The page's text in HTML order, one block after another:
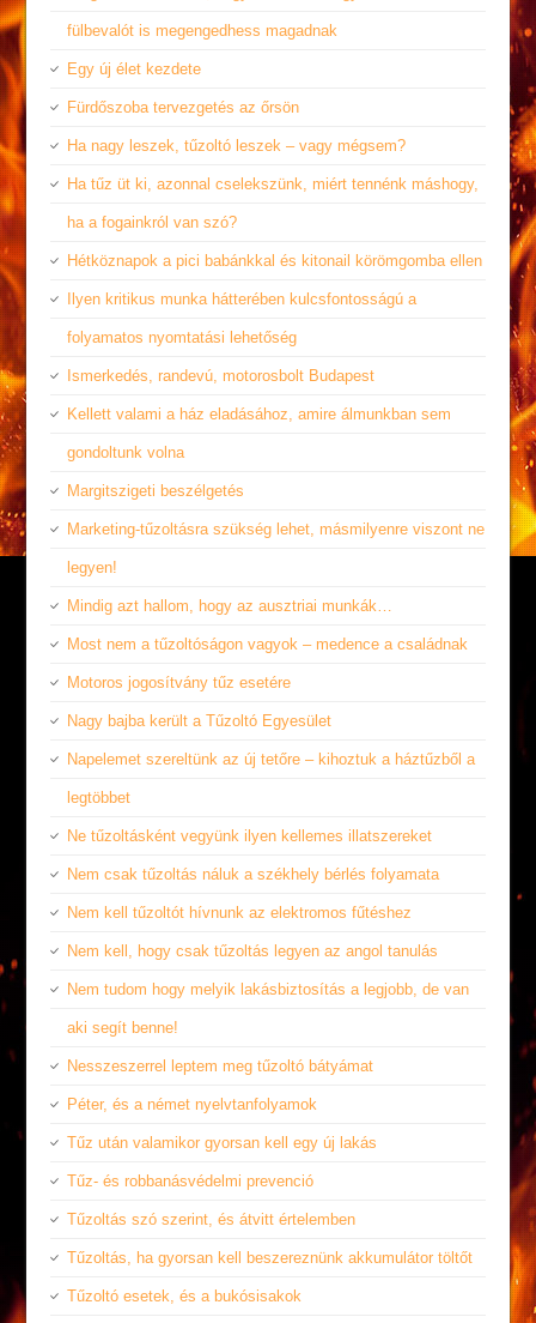
fülbevalót is megengedhess magadnak
Egy új élet kezdete
Fürdőszoba tervezgetés az őrsön
Ha nagy leszek, tűzoltó leszek – vagy mégsem?
Ha tűz üt ki, azonnal cselekszünk, miért tennénk máshogy,
ha a fogainkról van szó?
Hétköznapok a pici babánkkal és kitonail körömgomba ellen
Ilyen kritikus munka hátterében kulcsfontosságú a
folyamatos nyomtatási lehetőség
Ismerkedés, randevú, motorosbolt Budapest
Kellett valami a ház eladásához, amire álmunkban sem
gondoltunk volna
Margitszigeti beszélgetés
Marketing-tűzoltásra szükség lehet, másmilyenre viszont ne
legyen!
Mindig azt hallom, hogy az ausztriai munkák…
Most nem a tűzoltóságon vagyok – medence a családnak
Motoros jogosítvány tűz esetére
Nagy bajba került a Tűzoltó Egyesület
Napelemet szereltünk az új tetőre – kihoztuk a háztűzből a
legtöbbet
Ne tűzoltásként vegyünk ilyen kellemes illatszereket
Nem csak tűzoltás náluk a székhely bérlés folyamata
Nem kell tűzoltót hívnunk az elektromos fűtéshez
Nem kell, hogy csak tűzoltás legyen az angol tanulás
Nem tudom hogy melyik lakásbiztosítás a legjobb, de van
aki segít benne!
Nesszeszerrel leptem meg tűzoltó bátyámat
Péter, és a német nyelvtanfolyamok
Tűz után valamikor gyorsan kell egy új lakás
Tűz- és robbanásvédelmi prevenció
Tűzoltás szó szerint, és átvitt értelemben
Tűzoltás, ha gyorsan kell beszereznünk akkumulátor töltőt
Tűzoltó esetek, és a bukósisakok